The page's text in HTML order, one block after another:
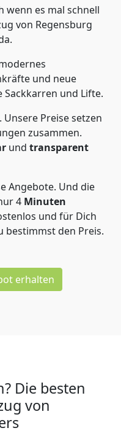
wenn es mal schnell
von Regensburg
und neue
und Lifte.
Unsere Preise setzen
zusammen.
und transparent
Angebote. Und die
4 Minuten
und für Dich
bestimmst den Preis.
erhalten
Die besten
von